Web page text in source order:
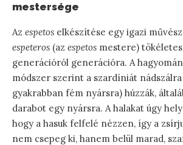
mestersége
Az espetos elkészítése egy igazi
espeteros (az espetos mestere)
generációról generációra. A
módszer szerint a szardíniát
gyakrabban fém nyársra) húzzák,
darabot egy nyársra. A halakat úgy
hogy a hasuk felfelé nézzen, így a
nem csepeg ki, hanem belül marad,